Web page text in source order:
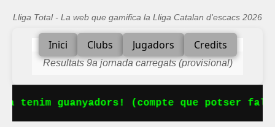
Lliga Total - La web que gamifica la Lliga Catalan d'escacs 2026
Inici Clubs Jugadors Credits
Resultats 9a jornada carregats (provisional)
tenim guanyadors! (compte que potser